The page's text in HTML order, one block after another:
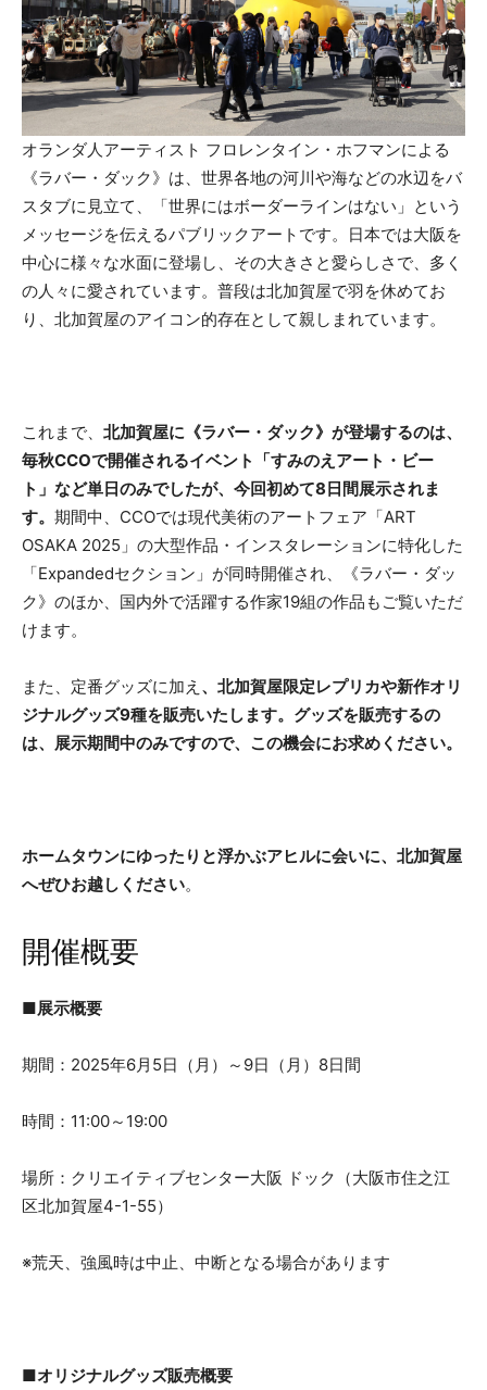
オランダ人アーティスト フロレンタイン・ホフマンによる
《ラバー・ダック》は、世界各地の河川や海などの水辺をバ
スタブに見立て、「世界にはボーダーラインはない」という
メッセージを伝えるパブリックアートです。日本では大阪を
中心に様々な水面に登場し、その大きさと愛らしさで、多く
の人々に愛されています。普段は北加賀屋で羽を休めてお
り、北加賀屋のアイコン的存在として親しまれています。
これまで、 北加賀屋に《ラバー・ダック》が登場するのは、
毎秋CCOで開催されるイベント「すみのえアート・ビー
ト」など単日のみでしたが、今回初めて8日間展示されま
す。 期間中、CCOでは現代美術のアートフェア「ART
OSAKA 2025」の大型作品・インスタレーションに特化した
「Expandedセクション」が同時開催され、《ラバー・ダッ
ク》のほか、国内外で活躍する作家19組の作品もご覧いただ
けます。
また、定番グッズに加え 、北加賀屋限定レプリカや新作オリ
ジナルグッズ9種を販売いたします。グッズを販売するの
は、展示期間中のみですので、この機会にお求めください。
ホームタウンにゆったりと浮かぶアヒルに会いに、北加賀屋
へぜひお越しください。
開催概要
■展示概要
期間：2025年6月5日（月）～9日（月）8日間
時間：11:00～19:00
場所：クリエイティブセンター大阪 ドック（大阪市住之江
区北加賀屋4-1-55）
※荒天、強風時は中止、中断となる場合があります
■オリジナルグッズ販売概要